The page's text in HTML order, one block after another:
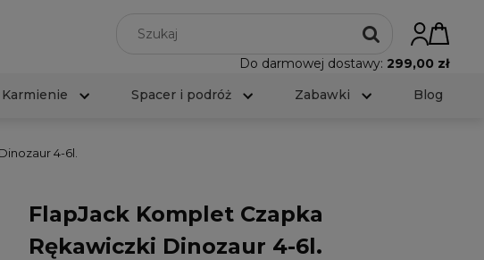
Do darmowej dostawy: 299,00 zł
Karmienie Spacer i podróż Zabawki Blog
4-6l.
FlapJack Komplet Czapka
Rękawiczki Dinozaur 4-6l.